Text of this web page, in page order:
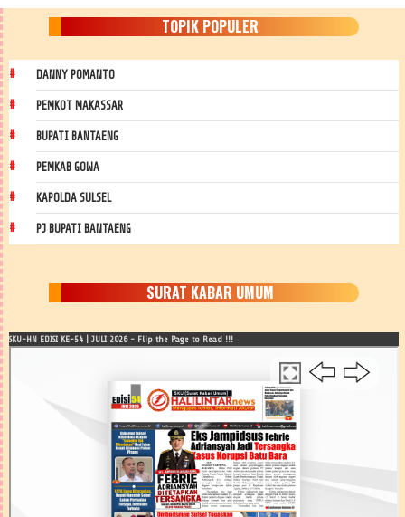
TOPIK POPULER
DANNY POMANTO
PEMKOT MAKASSAR
BUPATI BANTAENG
PEMKAB GOWA
KAPOLDA SULSEL
PJ BUPATI BANTAENG
SURAT KABAR UMUM
SKU-HN EDISI KE-54 | JULI 2026 - Flip the Page to Read !!!